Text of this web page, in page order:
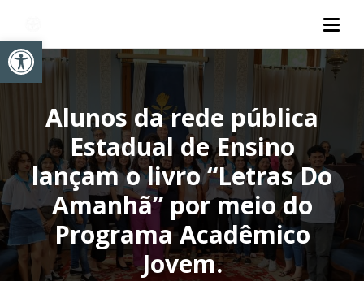
Abrir a barra de ferramentas
Alunos da rede pública
Estadual de Ensino
lançam o livro “Letras Do
Amanhã” por meio do
Programa Acadêmico
Jovem.